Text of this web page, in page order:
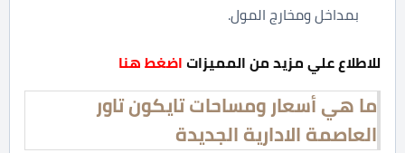
بمداخل ومخارج المول.
للاطلاع علي مزيد من المميزات اضغط هنا
ما هي أسعار ومساحات تايكون تاور
العاصمة الادارية الجديدة